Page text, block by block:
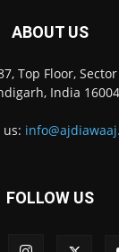
ABOUT US
Top Floor,
India
us:
FOLLOW US